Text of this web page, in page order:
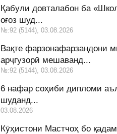
Қабули довталабон ба
оғоз шуд...
№:92 (5144), 03.08.2026
Вақте фарзонафарзандони
арҷгузорӣ мешаванд...
№:92 (5144), 03.08.2026
6 нафар соҳиби дипломи
шуданд...
03.08.2026
Кӯҳистони Мастчоҳ бо